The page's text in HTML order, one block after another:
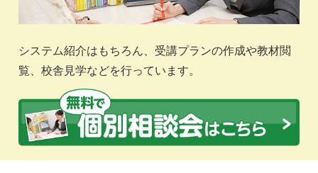
システム紹介はもちろん、受講プランの作成や教材閲
覧、校舎見学などを行っています。